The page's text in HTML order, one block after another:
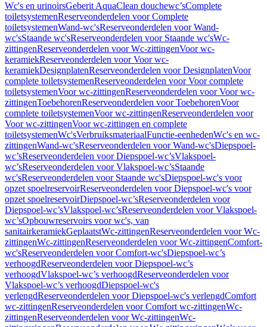
Wc's en urinoirsGeberit AquaClean douchewc’sComplete
toiletsystemenReserveonderdelen voor Complete
toiletsystemenWand-wc'sReserveonderdelen voor Wand-
wc'sStaande wc'sReserveonderdelen voor Staande wc'sWc-
zittingenReserveonderdelen voor Wc-zittingenVoor wc-
keramiekReserveonderdelen voor Voor wc-
keramiekDesignplatenReserveonderdelen voor DesignplatenVoor
complete toiletsystemenReserveonderdelen voor Voor complete
toiletsystemenVoor wc-zittingenReserveonderdelen voor Voor wc-
zittingenToebehorenReserveonderdelen voor ToebehorenVoor
complete toiletsystemenVoor wc-zittingenReserveonderdelen voor
Voor wc-zittingenVoor wc-zittingen en complete
toiletsystemenWc'sVerbruiksmateriaalFunctie-eenhedenWc's en wc-
zittingenWand-wc'sReserveonderdelen voor Wand-wc'sDiepspoel-
wc’sReserveonderdelen voor Diepspoel-wc’sVlakspoel-
wc’sReserveonderdelen voor Vlakspoel-wc’sStaande
wc'sReserveonderdelen voor Staande wc'sDiepspoel-wc's voor
opzet spoelreservoirReserveonderdelen voor Diepspoel-wc's voor
opzet spoelreservoirDiepspoel-wc’sReserveonderdelen voor
Diepspoel-wc’sVlakspoel-wc’sReserveonderdelen voor Vlakspoel-
wc’sOpbouwreservoirs voor wc's, van
sanitairkeramiekGeplaatstWc-zittingenReserveonderdelen voor Wc-
zittingenWc-zittingenReserveonderdelen voor Wc-zittingenComfort-
wc'sReserveonderdelen voor Comfort-wc'sDiepspoel-wc’s
verhoogdReserveonderdelen voor Diepspoel-wc’s
verhoogdVlakspoel-wc’s verhoogdReserveonderdelen voor
Vlakspoel-wc’s verhoogdDiepspoel-wc's
verlengdReserveonderdelen voor Diepspoel-wc's verlengdComfort
wc-zittingenReserveonderdelen voor Comfort wc-zittingenWc-
zittingenReserveonderdelen voor Wc-zittingenWc-